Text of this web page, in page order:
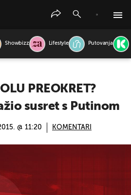
Showbizz Lifestyle Putovanja
PREOKRET?
susret s Putinom
@ 11:20 KOMENTARI